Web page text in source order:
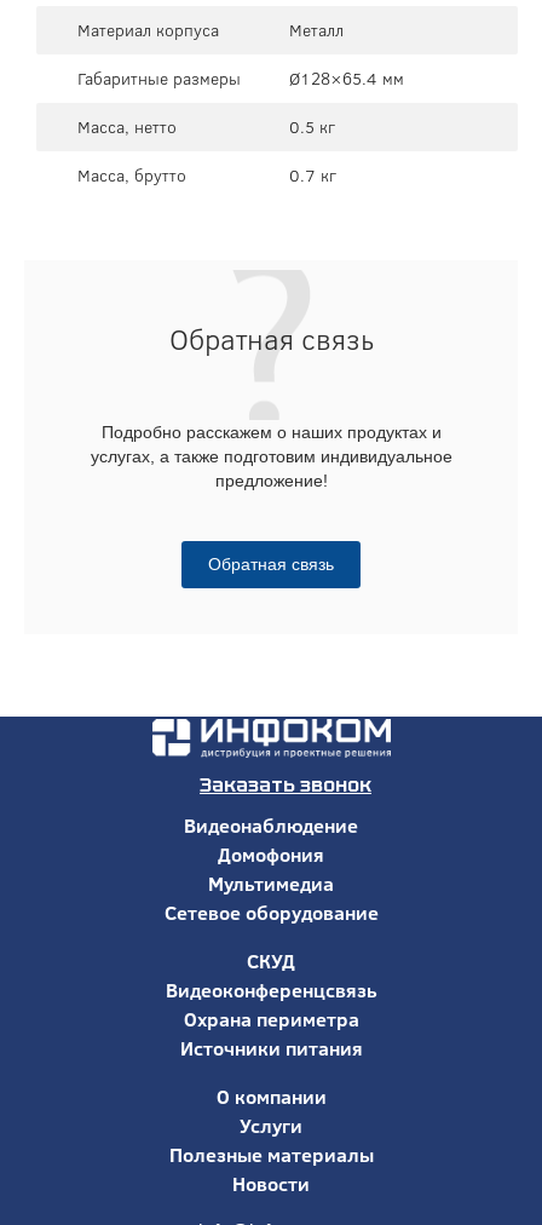
Материал корпуса
Металл
Габаритные размеры
Ø128×65.4 мм
Масса, нетто
0.5 кг
Масса, брутто
0.7 кг
Обратная связь
Подробно расскажем о наших продуктах и
услугах, а также подготовим индивидуальное
предложение!
Обратная связь
Заказать звонок
Видеонаблюдение
Домофония
Мультимедиа
Сетевое оборудование
СКУД
Видеоконференцсвязь
Охрана периметра
Источники питания
О компании
Услуги
Полезные материалы
Новости